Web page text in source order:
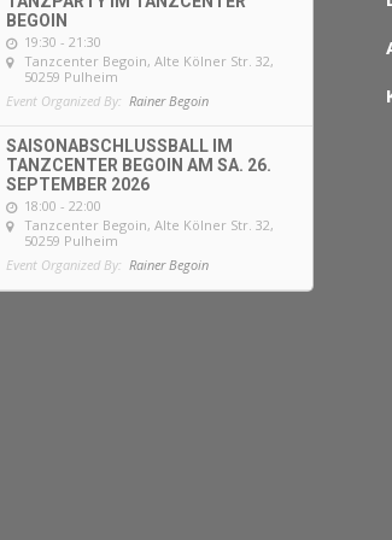
BEGOIN
19:30 - 21:30
Tanzcenter Begoin, Alte Kölner Str. 32,
50259 Pulheim
Event Organized By: Rainer Begoin
SAISONABSCHLUSSBALL IM
TANZCENTER BEGOIN AM SA. 26.
SEPTEMBER 2026
18:00 - 22:00
Tanzcenter Begoin, Alte Kölner Str. 32,
50259 Pulheim
Event Organized By: Rainer Begoin